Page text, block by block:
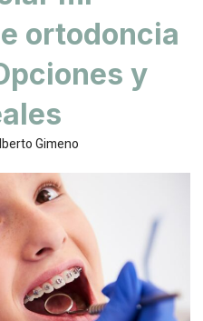
ortodoncia
y
Gimeno